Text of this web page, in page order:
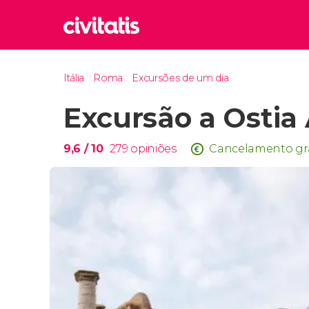
Reino
Itália Roma Excursões de um dia
Excursão a Ostia
9,6 / 10 279 opiniões Cancelamento